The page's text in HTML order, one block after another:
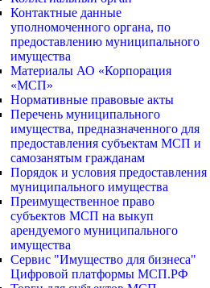
Контактные данные
уполномоченного органа, по
предоставлению муниципального
имущества
Материалы АО «Корпорация
«МСП»
Нормативные правовые акты
Перечень муниципального
имущества, предназначенного для
предоставления субъектам МСП и
самозанятым гражданам
Порядок и условия предоставления
муниципального имущества
Преимущественное право
субъектов МСП на выкуп
арендуемого муниципального
имущества
Сервис "Имущество для бизнеса"
Цифровой платформы МСП.РФ